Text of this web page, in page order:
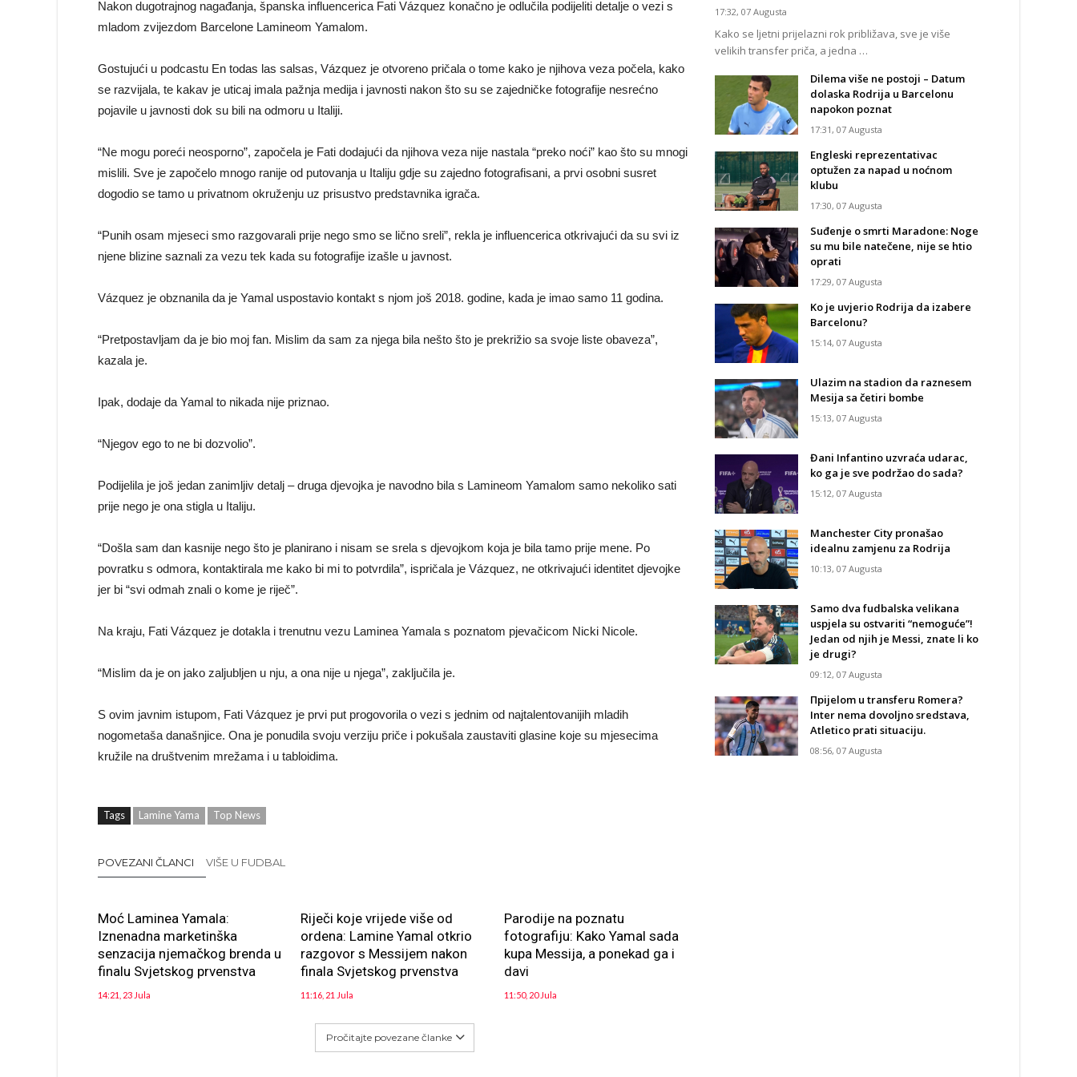
Nakon dugotrajnog nagađanja, španska influencerica Fati Vázquez konačno je odlučila podijeliti detalje o vezi s
mladom zvijezdom Barcelone Lamineom Yamalom.
Gostujući u podcastu En todas las salsas, Vázquez je otvoreno pričala o tome kako je njihova veza počela, kako
se razvijala, te kakav je uticaj imala pažnja medija i javnosti nakon što su se zajedničke fotografije nesrećno
pojavile u javnosti dok su bili na odmoru u Italiji.
“Ne mogu poreći neosporno”, započela je Fati dodajući da njihova veza nije nastala “preko noći” kao što su mnogi
mislili. Sve je započelo mnogo ranije od putovanja u Italiju gdje su zajedno fotografisani, a prvi osobni susret
dogodio se tamo u privatnom okruženju uz prisustvo predstavnika igrača.
“Punih osam mjeseci smo razgovarali prije nego smo se lično sreli”, rekla je influencerica otkrivajući da su svi iz
njene blizine saznali za vezu tek kada su fotografije izašle u javnost.
Vázquez je obznanila da je Yamal uspostavio kontakt s njom još 2018. godine, kada je imao samo 11 godina.
“Pretpostavljam da je bio moj fan. Mislim da sam za njega bila nešto što je prekrižio sa svoje liste obaveza”,
kazala je.
Ipak, dodaje da Yamal to nikada nije priznao.
“Njegov ego to ne bi dozvolio”.
Podijelila je još jedan zanimljiv detalj – druga djevojka je navodno bila s Lamineom Yamalom samo nekoliko sati
prije nego je ona stigla u Italiju.
“Došla sam dan kasnije nego što je planirano i nisam se srela s djevojkom koja je bila tamo prije mene. Po
povratku s odmora, kontaktirala me kako bi mi to potvrdila”, ispričala je Vázquez, ne otkrivajući identitet djevojke
jer bi “svi odmah znali o kome je riječ”.
Na kraju, Fati Vázquez je dotakla i trenutnu vezu Laminea Yamala s poznatom pjevačicom Nicki Nicole.
“Mislim da je on jako zaljubljen u nju, a ona nije u njega”, zaključila je.
S ovim javnim istupom, Fati Vázquez je prvi put progovorila o vezi s jednim od najtalentovanijih mladih
nogometaša današnjice. Ona je ponudila svoju verziju priče i pokušala zaustaviti glasine koje su mjesecima
kružile na društvenim mrežama i u tabloidima.
Tags Lamine Yama Top News
POVEZANI ČLANCI VIŠE U FUDBAL
Moć Laminea Yamala:
Iznenadna marketinška
senzacija njemačkog brenda u
finalu Svjetskog prvenstva
14:21, 23 Jula
Riječi koje vrijede više od
ordena: Lamine Yamal otkrio
razgovor s Messijem nakon
finala Svjetskog prvenstva
11:16, 21 Jula
Parodije na poznatu
fotografiju: Kako Yamal sada
kupa Messija, a ponekad ga i
davi
11:50, 20 Jula
Pročitajte povezane članke
17:32, 07 Augusta
Kako se ljetni prijelazni rok približava, sve je više
velikih transfer priča, a jedna …
Dilema više ne postoji – Datum
dolaska Rodrija u Barcelonu
napokon poznat
17:31, 07 Augusta
Engleski reprezentativac
optužen za napad u noćnom
klubu
17:30, 07 Augusta
Suđenje o smrti Maradone: Noge
su mu bile natečene, nije se htio
oprati
17:29, 07 Augusta
Ko je uvjerio Rodrija da izabere
Barcelonu?
15:14, 07 Augusta
Ulazim na stadion da raznesem
Mesija sa četiri bombe
15:13, 07 Augusta
Đani Infantino uzvraća udarac,
ko ga je sve podržao do sada?
15:12, 07 Augusta
Manchester City pronašao
idealnu zamjenu za Rodrija
10:13, 07 Augusta
Samo dva fudbalska velikana
uspjela su ostvariti “nemoguće”!
Jedan od njih je Messi, znate li ko
je drugi?
09:12, 07 Augusta
Прijelom u transferu Romera?
Inter nema dovoljno sredstava,
Atletico prati situaciju.
08:56, 07 Augusta